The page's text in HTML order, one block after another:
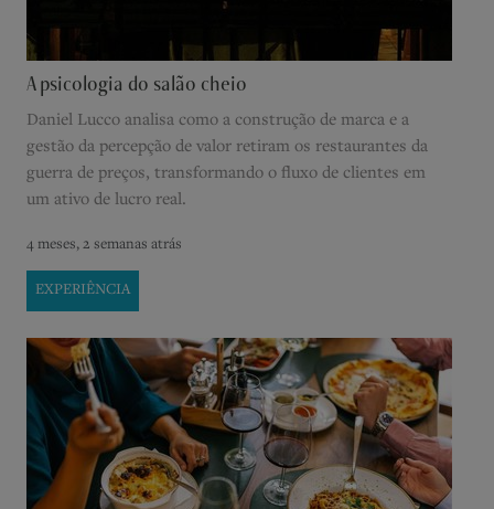
A psicologia do salão cheio
Daniel Lucco analisa como a construção de marca e a
gestão da percepção de valor retiram os restaurantes da
guerra de preços, transformando o fluxo de clientes em
um ativo de lucro real.
4 meses, 2 semanas atrás
EXPERIÊNCIA